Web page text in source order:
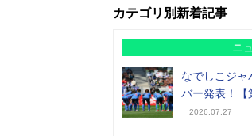
カテゴリ別新着記事
ニ
なでしこジャ
バー発表！【
2026.07.27